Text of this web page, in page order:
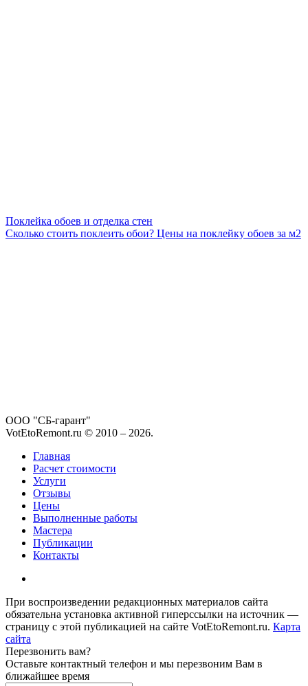
Поклейка обоев и отделка стен
Сколько стоить поклеить обои? Цены на поклейку обоев за м2
ООО "СБ-гарант"
VotEtoRemont.ru © 2010 – 2026.
Главная
Расчет стоимости
Услуги
Отзывы
Цены
Выполненные работы
Мастера
Публикации
Контакты
При воспроизведении редакционных материалов сайта
обязательна установка активной гиперссылки на источник —
страницу с этой публикацией на сайте VotEtoRemont.ru. Карта
сайта
Перезвонить вам?
Оставьте контактный телефон и мы перезвоним Вам в
ближайшее время